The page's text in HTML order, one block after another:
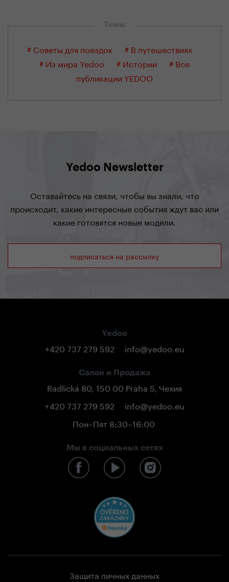
Темы
# Советы для поездок
# В путешествиях
# Из мира Yedoo
# Истории
# Все
публикации YEDOO
Yedoo Newsletter
Оставайтесь на связи, чтобы вы знали, что
происходит, какие интересные события ждут вас или
какие готовятся новые модели.
подписаться на рассылку
Yedoo
+420 737 279 592 info@yedoo.eu
Салон и Продажа
Radlická 80, 150 00 Praha 5, Чехия
+420 737 279 592
info@yedoo.eu
Пон–Пят 8:30–16:00
Мы в социальных сетях
Защита личных данных